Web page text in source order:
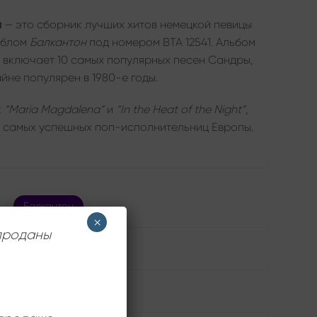
— это сборник лучших хитов немецкой певицы
Балкантонпод номером ВТА 12541. Альбом
10 самых популярных песен Сандры,
популярен в 1980-е годы.
“Maria Magdalena”и “In the Heat of the Night”,
успешных поп-исполнительниц Европы.
Балкантон
×